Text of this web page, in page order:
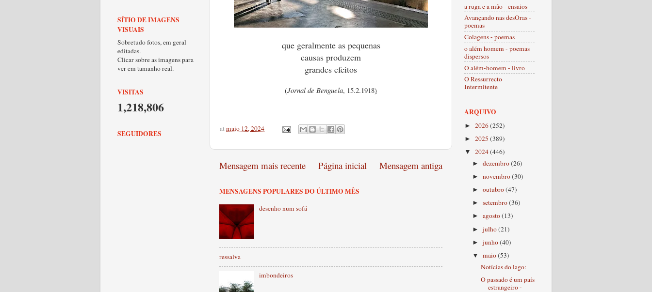
que geralmente as pequenas
causas produzem
grandes efeitos
(Jornal de Benguela, 15.2.1918)
atmaio 12, 2024
Mensagem mais recente Mensagem antiga
Página inicial
MENSAGENS POPULARES DO ÚLTIMO MÊS
desenho num sofá
ressalva
imbondeiros
SÍTIO DE IMAGENS
VISUAIS
Sobretudo fotos, em geral
editadas.
Clicar sobre as imagens para
ver em tamanho real.
VISITAS
1,218,806
SEGUIDORES
a ruga e a mão - ensaios
Avançando nas desOras -
poemas
Colagens - poemas
o além homem - poemas
dispersos
O além-homem - livro
O Ressurrecto
Intermitente
ARQUIVO
► 2026(252)
► 2025 (389)
▼ 2024(446)
►dezembro(26)
►novembro(30)
►outubro(47)
►setembro(36)
►agosto(13)
►julho(21)
►junho(40)
▼maio(53)
Notícias do lago:
O passado é um país
estrangeiro -